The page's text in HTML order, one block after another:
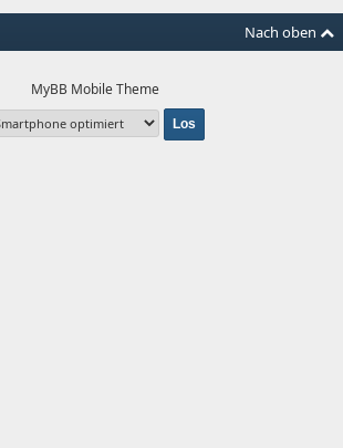
Nach oben
MyBB Mobile Theme